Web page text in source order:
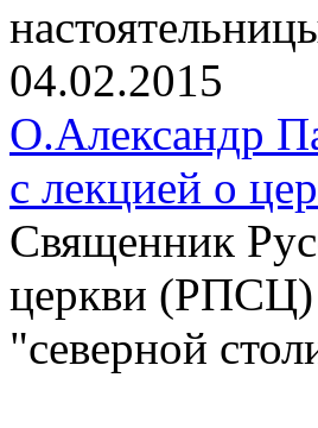
04.02.2015
О.Александр
с лекцией о
Священник
церкви (РПСЦ)
"северной